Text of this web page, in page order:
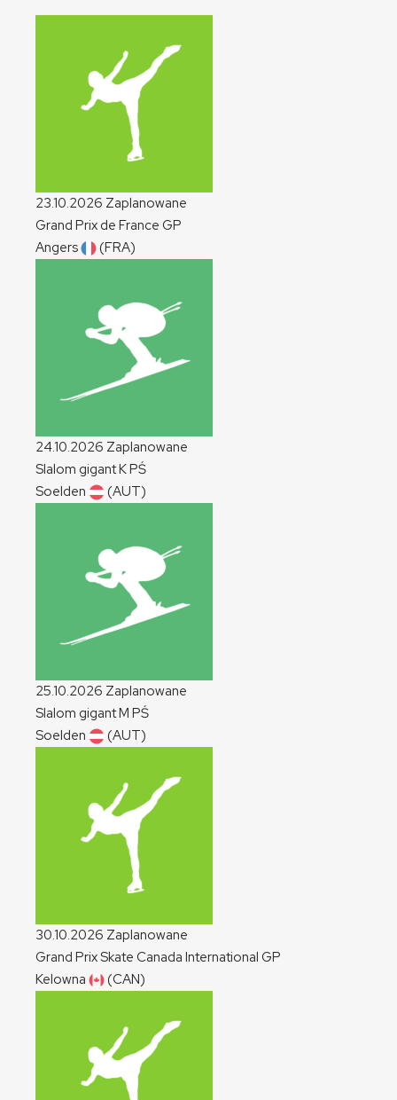
23.10.2026 Zaplanowane
Grand Prix de France GP
Angers
(FRA)
24.10.2026 Zaplanowane
Slalom gigantKPŚ
Soelden
(AUT)
25.10.2026 Zaplanowane
Slalom gigantM PŚ
Soelden
(AUT)
30.10.2026 Zaplanowane
Grand Prix Skate Canada International GP
Kelowna
(CAN)